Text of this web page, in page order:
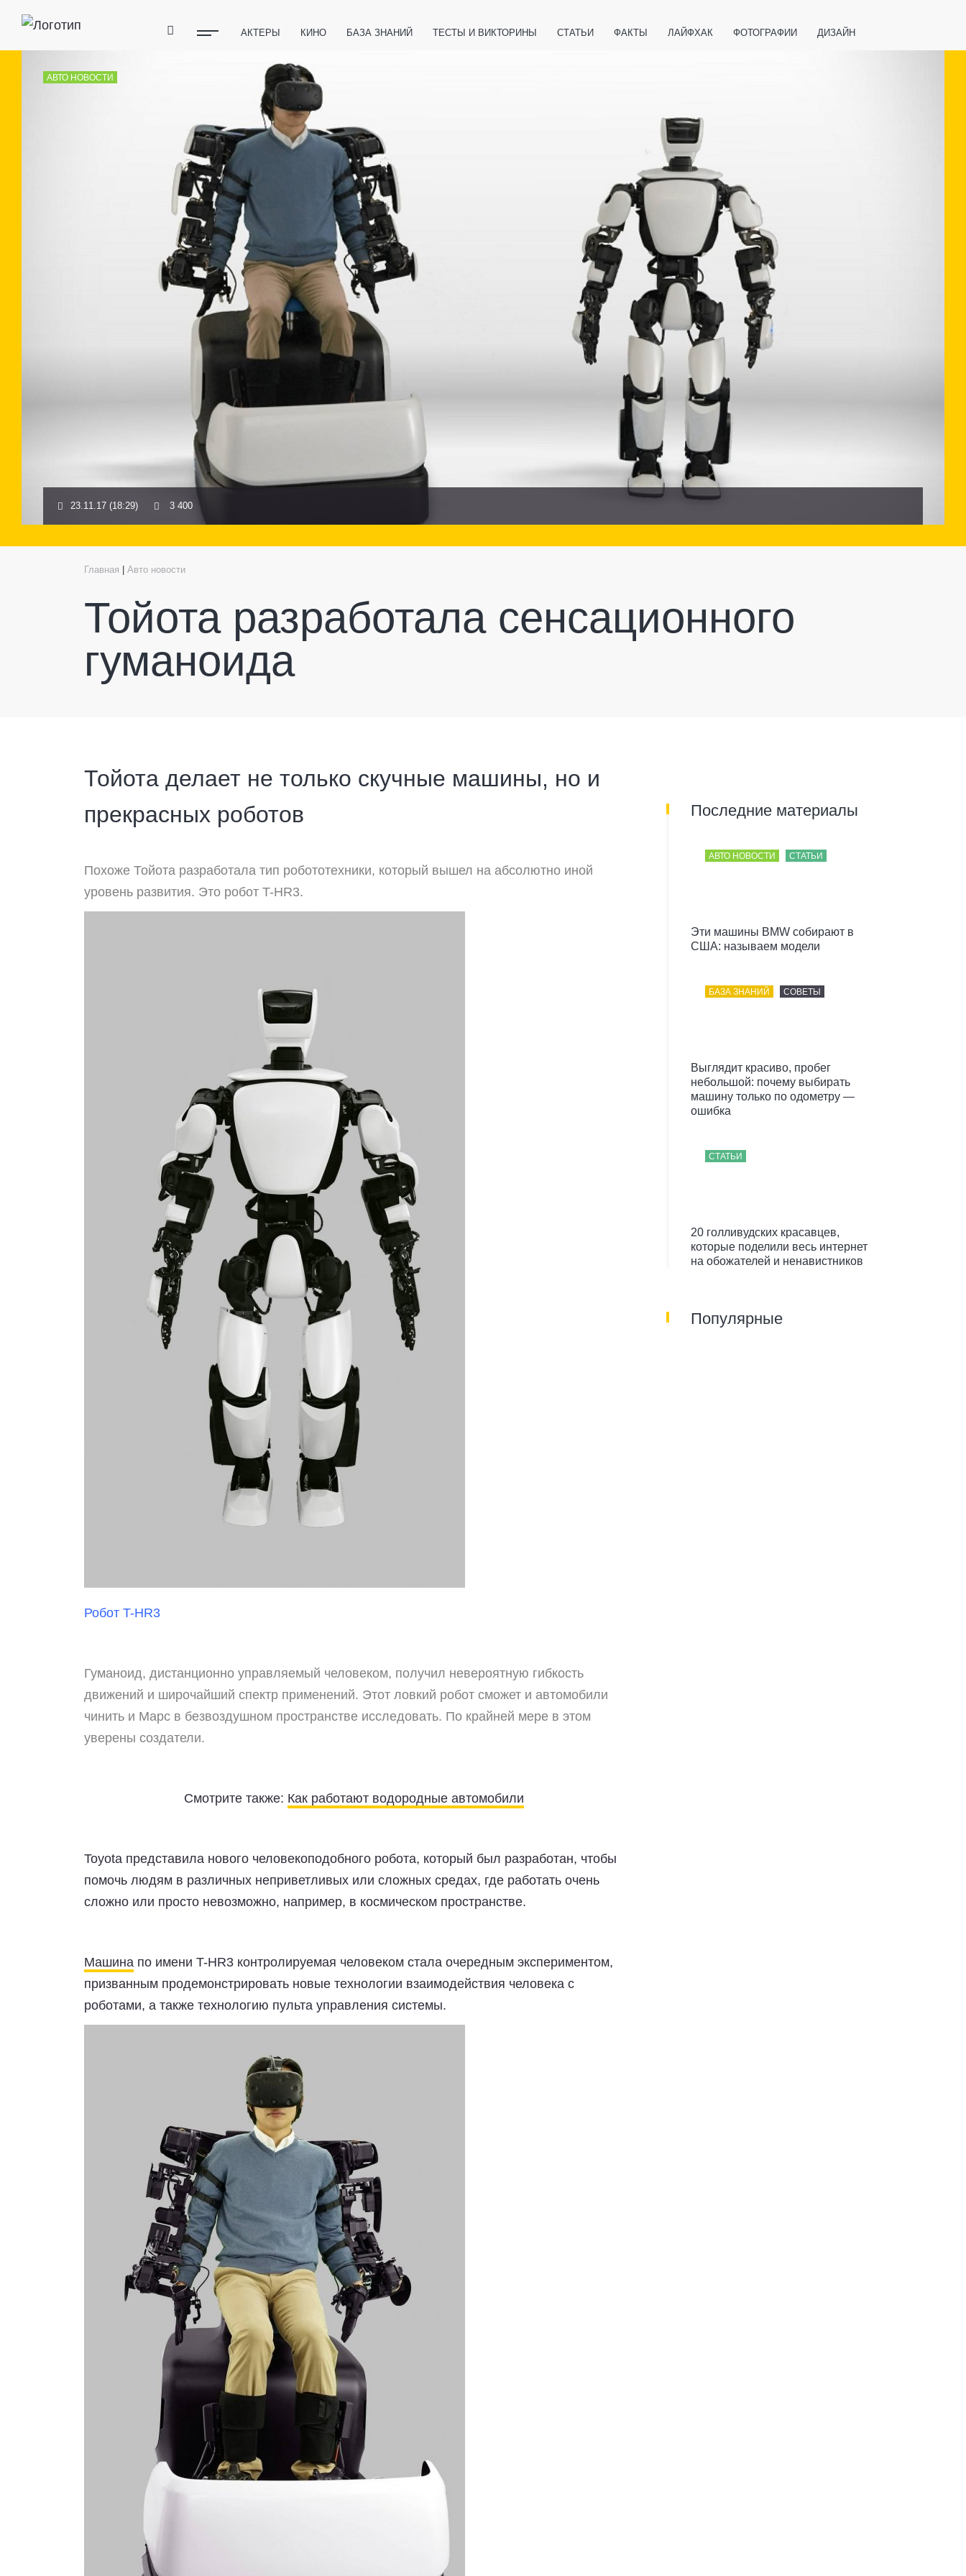
АКТЕРЫ КИНО БАЗА ЗНАНИЙ ТЕСТЫ И ВИКТОРИНЫ СТАТЬИ ФАКТЫ ЛАЙФХАК ФОТОГРАФИИ ДИЗАЙН
ФИТНЕС ТЕХНОЛОГИИ
АВТО НОВОСТИ
23.11.17 (18:29) 3 400
Главная Авто новости
Тойота разработала сенсационного
гуманоида
Тойота делает не только скучные машины, но и
прекрасных роботов
Похоже Тойота разработала тип робототехники, который вышел на абсолютно иной
уровень развития. Это робот T-HR3.
Робот T-HR3
Гуманоид, дистанционно управляемый человеком, получил невероятную гибкость
движений и широчайший спектр применений. Этот ловкий робот сможет и автомобили
чинить и Марс в безвоздушном пространстве исследовать. По крайней мере в этом
уверены создатели.
Смотрите также: Как работают водородные автомобили
Toyota представила нового человекоподобного робота, который был разработан, чтобы
помочь людям в различных неприветливых или сложных средах, где работать очень
сложно или просто невозможно, например, в космическом пространстве.
Машина по имени T-HR3 контролируемая человеком стала очередным экспериментом,
призванным продемонстрировать новые технологии взаимодействия человека с
роботами, а также технологию пульта управления системы.
Последние материалы
АВТО НОВОСТИ СТАТЬИ
Эти машины BMW собирают в
США: называем модели
БАЗА ЗНАНИЙ СОВЕТЫ
Выглядит красиво, пробег
небольшой: почему выбирать
машину только по одометру —
ошибка
СТАТЬИ
20 голливудских красавцев,
которые поделили весь интернет
на обожателей и ненавистников
Популярные